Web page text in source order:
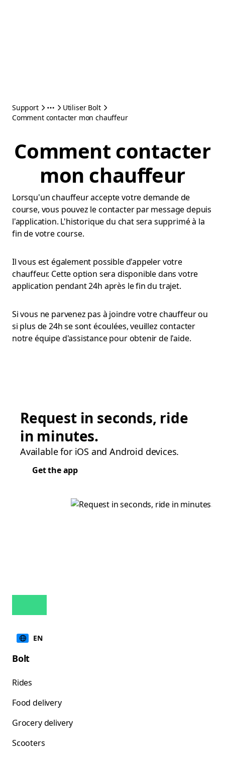
Support
Utiliser Bolt
Comment contacter mon chauffeur
Comment contacter
mon chauffeur
Lorsqu'un chauffeur accepte votre demande de
course, vous pouvez le contacter par message depuis
l'application. L'historique du chat sera supprimé à la
fin de votre course.
Il vous est également possible d'appeler votre
chauffeur. Cette option sera disponible dans votre
application pendant 24h après le fin du trajet.
Si vous ne parvenez pas à joindre votre chauffeur ou
si plus de 24h se sont écoulées, veuillez contacter
notre équipe d'assistance pour obtenir de l'aide.
Request in seconds, ride
in minutes.
Available for iOS and Android devices.
Get the app
EN
Bolt
Rides
Food delivery
Grocery delivery
Scooters